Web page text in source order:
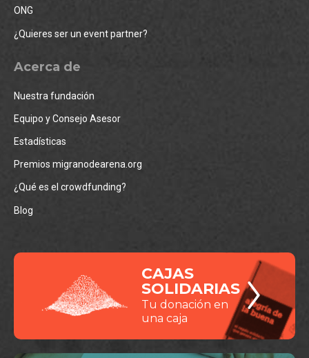
ONG
¿Quieres ser un event partner?
Acerca de
Nuestra fundación
Equipo y Consejo Asesor
Estadísticas
Premios migranodearena.org
¿Qué es el crowdfunding?
Blog
CAJAS
SOLIDARIAS
Tu donación en
una caja